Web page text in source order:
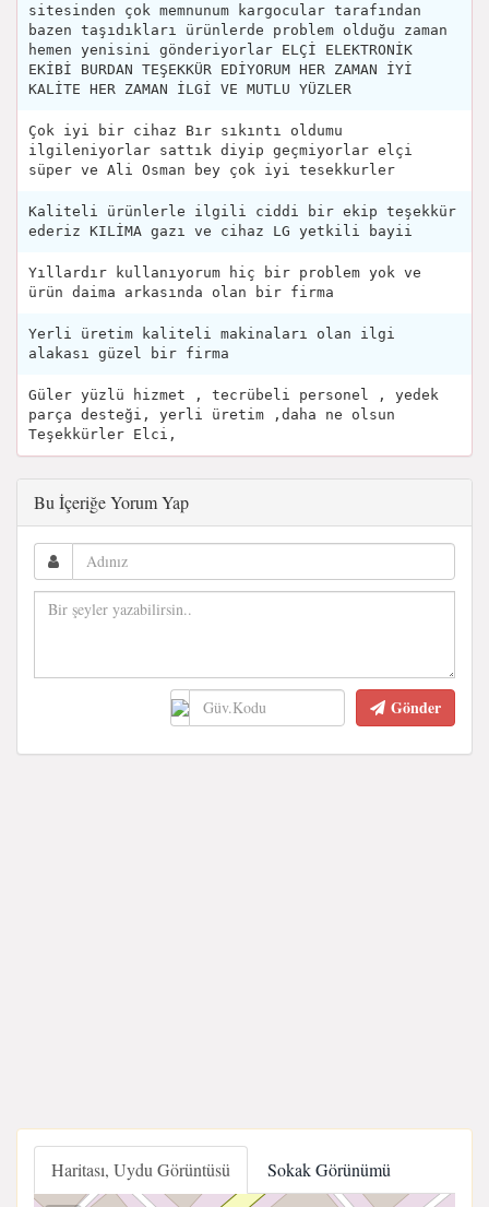
sitesinden çok memnunum kargocular tarafından
bazen taşıdıkları ürünlerde problem olduğu zaman
hemen yenisini gönderiyorlar ELÇİ ELEKTRONİK
EKİBİ BURDAN TEŞEKKÜR EDİYORUM HER ZAMAN İYİ
KALİTE HER ZAMAN İLGİ VE MUTLU YÜZLER
Çok iyi bir cihaz Bır sıkıntı oldumu
ilgileniyorlar sattık diyip geçmiyorlar elçi
süper ve Ali Osman bey çok iyi tesekkurler
Kaliteli ürünlerle ilgili ciddi bir ekip teşekkür
ederiz KILİMA gazı ve cihaz LG yetkili bayii
Yıllardır kullanıyorum hiç bir problem yok ve
ürün daima arkasında olan bir firma
Yerli üretim kaliteli makinaları olan ilgi
alakası güzel bir firma
Güler yüzlü hizmet , tecrübeli personel , yedek
parça desteği, yerli üretim ,daha ne olsun
Teşekkürler Elci,
Bu İçeriğe Yorum Yap
Gönder
Haritası, Uydu Görüntüsü Sokak Görünümü